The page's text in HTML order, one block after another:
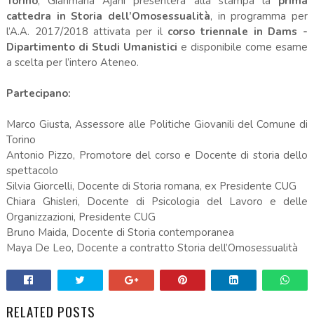
cattedra in Storia dell’Omosessualità, in programma per
l’A.A. 2017/2018 attivata per il corso triennale in Dams -
Dipartimento di Studi Umanistici e disponibile come esame
a scelta per l’intero Ateneo.
Partecipano:
Marco Giusta, Assessore alle Politiche Giovanili del Comune di
Torino
Antonio Pizzo, Promotore del corso e Docente di storia dello
spettacolo
Silvia Giorcelli, Docente di Storia romana, ex Presidente CUG
Chiara Ghisleri, Docente di Psicologia del Lavoro e delle
Organizzazioni, Presidente CUG
Bruno Maida, Docente di Storia contemporanea
Maya De Leo, Docente a contratto Storia dell’Omosessualità
RELATED POSTS